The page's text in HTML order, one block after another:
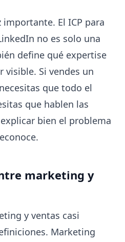
El ICP para
no es solo una
define qué expertise
visible. Si vendes un
que todo el
que hablen las
bien el problema
marketing y
y ventas casi
Marketing